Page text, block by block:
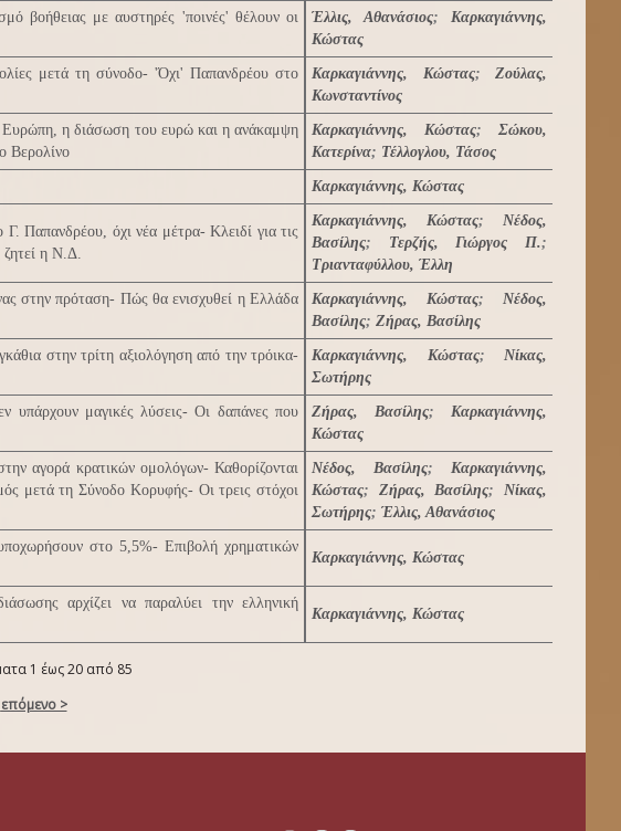
βοήθειας με αυστηρές 'ποινές' θέλουν οι
Έλλις, Αθανάσιος; Καρκαγιάννης,
Κώστας
μετά τη σύνοδο- 'Όχι' Παπανδρέου στο
Καρκαγιάννης, Κώστας; Ζούλας,
Κωνσταντίνος
η διάσωση του ευρώ και η ανάκαμψη
Βερολίνο
Καρκαγιάννης, Κώστας; Σώκου,
Κατερίνα; Τέλλογλου, Τάσος
Καρκαγιάννης, Κώστας
Παπανδρέου, όχι νέα μέτρα- Κλειδί για τις
ζητεί η Ν.Δ.
Καρκαγιάννης, Κώστας; Νέδος,
Βασίλης; Τερζής, Γιώργος Π.;
Τριανταφύλλου, Έλλη
στην πρόταση- Πώς θα ενισχυθεί η Ελλάδα
Καρκαγιάννης, Κώστας; Νέδος,
Βασίλης; Ζήρας, Βασίλης
στην τρίτη αξιολόγηση από την τρόικα-
Καρκαγιάννης, Κώστας; Νίκας,
Σωτήρης
υπάρχουν μαγικές λύσεις- Οι δαπάνες που
Ζήρας, Βασίλης; Καρκαγιάννης,
Κώστας
αγορά κρατικών ομολόγων- Καθορίζονται
μετά τη Σύνοδο Κορυφής- Οι τρεις στόχοι
Νέδος, Βασίλης; Καρκαγιάννης,
Κώστας; Ζήρας, Βασίλης;Νίκας,
Σωτήρης; Έλλις, Αθανάσιος
στο 5,5%- Επιβολή χρηματικών
Καρκαγιάννης, Κώστας
αρχίζει να παραλύει την ελληνική
Καρκαγιάννης, Κώστας
1 έως 20 από 85
επόμενο >